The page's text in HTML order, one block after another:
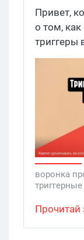
благо
Привет,
о том,
триггеры
каждое
воронка
Прочитай